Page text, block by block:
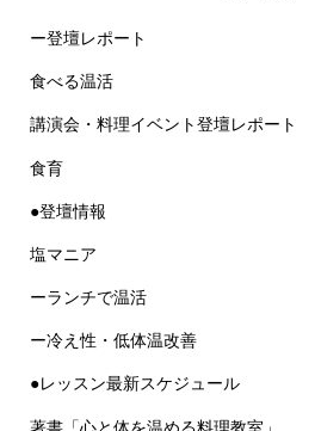
ー登壇レポート
食べる温活
講演会・料理イベント登壇レポート
食育
●登壇情報
塩マニア
ーランチで温活
ー冷え性・低体温改善
●レッスン最新スケジュール
著書「心と体を温める料理教室」